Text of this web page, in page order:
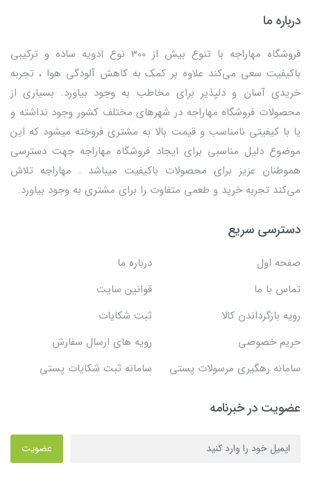
درباره ما
فروشگاه مهاراجه با تنوع بیش از 300 نوع ادویه ساده و ترکیبی
باکیفیت سعی می‌کند علاوه بر کمک به کاهش آلودگی هوا ، تجربه
خریدی آسان و دلپذیر برای مخاطب به وجود بیاورد. بسیاری از
محصولات فروشگاه مهاراجه در شهرهای مختلف کشور وجود نداشته و
یا با کیفیتی نامناسب و قیمت بالا به مشتری فروخته میشود که این
موضوع دلیل مناسبی برای ایجاد فروشگاه مهاراجه جهت دسترسی
هموطنان عزیز برای محصولات باکیفیت میباشد . مهاراجه تلاش
می‌کند تجربه خرید و طعمی متفاوت را برای مشتری به وجود بیاورد.
دسترسی سریع
صفحه اول
درباره ما
تماس با ما
قوانین سایت
رویه بازگرداندن کالا
ثبت شکایات
حریم خصوصی
رویه های ارسال سفارش
سامانه رهگیری مرسولات پستی
سامانه ثبت شکایات پستی
عضویت در خبرنامه
عضویت